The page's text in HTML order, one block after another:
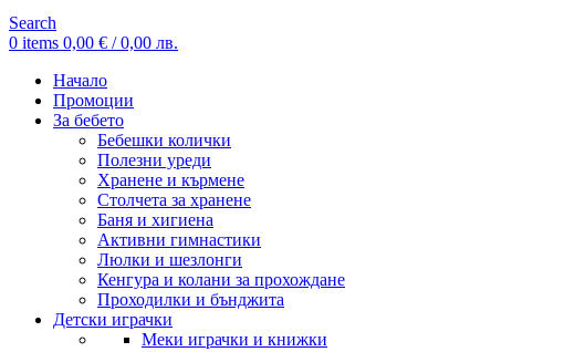
Search
0 items 0,00 € / 0,00 лв.
Начало
Промоции
За бебето
Бебешки колички
Полезни уреди
Хранене и кърмене
Столчета за хранене
Баня и хигиена
Активни гимнастики
Люлки и шезлонги
Кенгура и колани за прохождане
Проходилки и бънджита
Детски играчки
Меки играчки и книжки